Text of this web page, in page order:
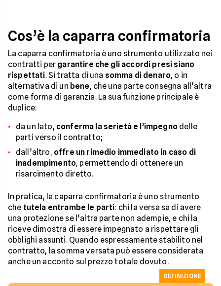
Cos’è la caparra confirmatoria
La caparra confirmatoria è uno strumento utilizzato nei
contratti per garantire che gli accordi presi siano
rispettati. Si tratta di una somma di denaro, o in
alternativa di un bene, che una parte consegna all’altra
come forma di garanzia. La sua funzione principale è
duplice:
da un lato, conferma la serietà e l’impegnodelle
parti verso il contratto;
dall’altro, offre un rimedio immediato in caso di
inadempimento, permettendo di ottenere un
risarcimento diretto.
In pratica, la caparra confirmatoria è uno strumento
che tutela entrambe le parti: chi la versa sa di avere
una protezione se l’altra parte non adempie, e chi la
riceve dimostra di essere impegnato a rispettare gli
obblighi assunti. Quando espressamente stabilito nel
contratto, la somma versata può essere considerata
anche un acconto sul prezzo totale dovuto.
DEFINIZIONE